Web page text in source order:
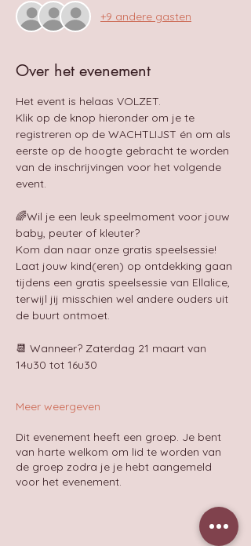
+9 andere gasten
Over het evenement
Het event is helaas VOLZET.
Klik op de knop hieronder om je te
registreren op de WACHTLIJST én om als
eerste op de hoogte gebracht te worden
van de inschrijvingen voor het volgende
event.
🌈Wil je een leuk speelmoment voor jouw
baby, peuter of kleuter?
Kom dan naar onze gratis speelsessie!
Laat jouw kind(eren) op ontdekking gaan
tijdens een gratis speelsessie van Ellalice,
terwijl jij misschien wel andere ouders uit
de buurt ontmoet.
📆 Wanneer? Zaterdag 21 maart van
14u30 tot 16u30
Meer weergeven
Dit evenement heeft een groep. Je bent
van harte welkom om lid te worden van
de groep zodra je je hebt aangemeld
voor het evenement.